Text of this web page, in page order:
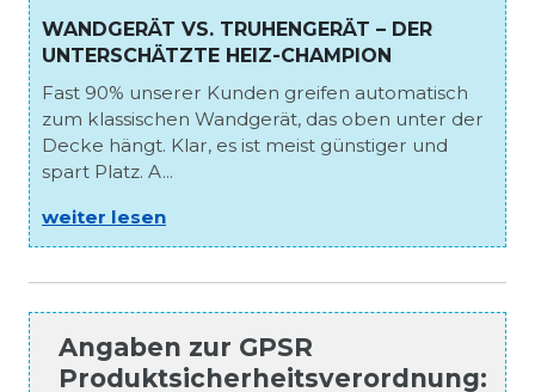
WANDGERÄT VS. TRUHENGERÄT – DER
UNTERSCHÄTZTE HEIZ-CHAMPION
Fast 90% unserer Kunden greifen automatisch
zum klassischen Wandgerät, das oben unter der
Decke hängt. Klar, es ist meist günstiger und
spart Platz. A...
weiter lesen
Angaben zur GPSR
Produktsicherheitsverordnung: